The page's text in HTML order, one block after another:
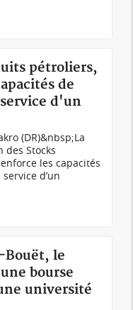
pétroliers,
de
d'un
(DR)&nbsp;La
des Stocks
les capacités
d’un
le
bourse
université